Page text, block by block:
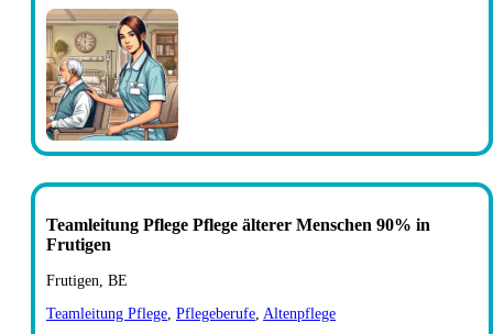
Teamleitung Pflege Pflege älterer Menschen 90% in
Frutigen
Frutigen, BE
Teamleitung Pflege, Pflegeberufe, Altenpflege